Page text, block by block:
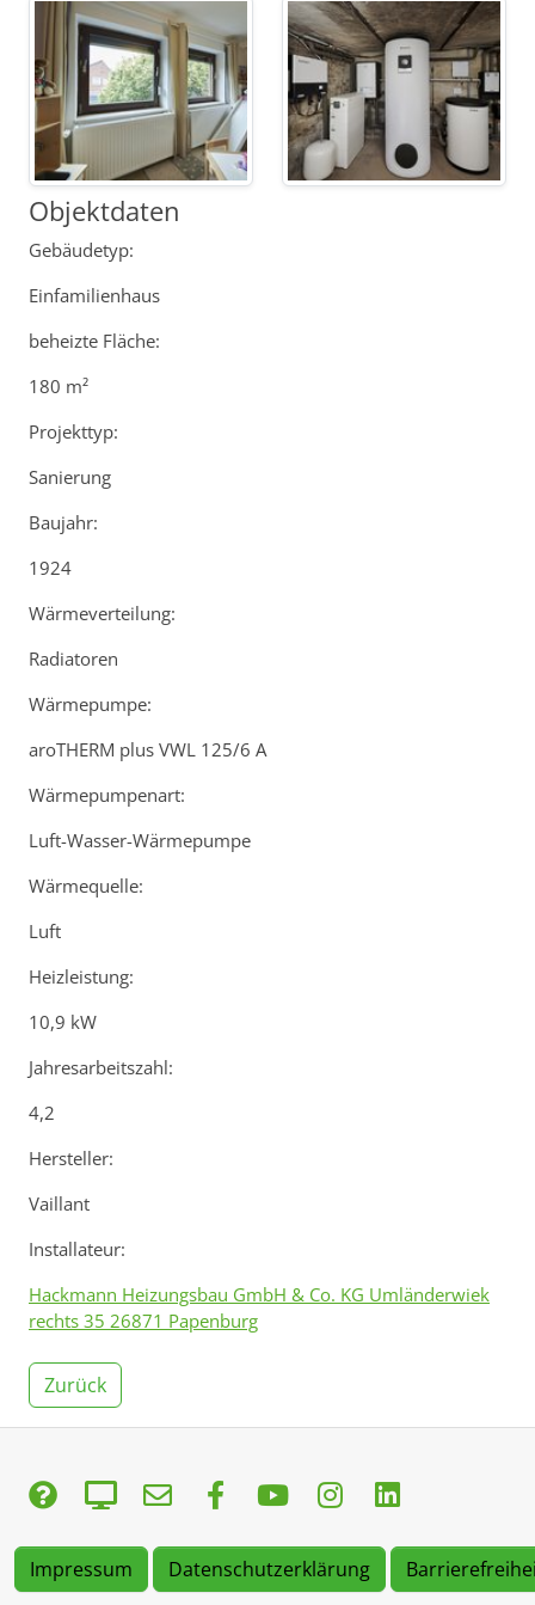
Objektdaten
Gebäudetyp:
Einfamilienhaus
beheizte Fläche:
180 m²
Projekttyp:
Sanierung
Baujahr:
1924
Wärmeverteilung:
Radiatoren
Wärmepumpe:
aroTHERM plus VWL 125/6 A
Wärmepumpenart:
Luft-Wasser-Wärmepumpe
Wärmequelle:
Luft
Heizleistung:
10,9 kW
Jahresarbeitszahl:
4,2
Hersteller:
Vaillant
Installateur:
Hackmann Heizungsbau GmbH & Co. KG Umländerwiek
rechts 35 26871 Papenburg
Zurück
Impressum Datenschutzerklärung